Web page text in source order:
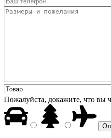
Пожалуйста, докажите, что вы